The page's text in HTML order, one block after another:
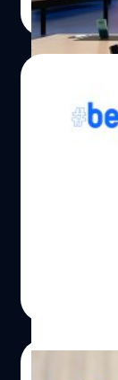
Read More
ของหาย
เทคโนโล
วันนี้
มาช่วยผู้ใช้
อินเทอร์เน็